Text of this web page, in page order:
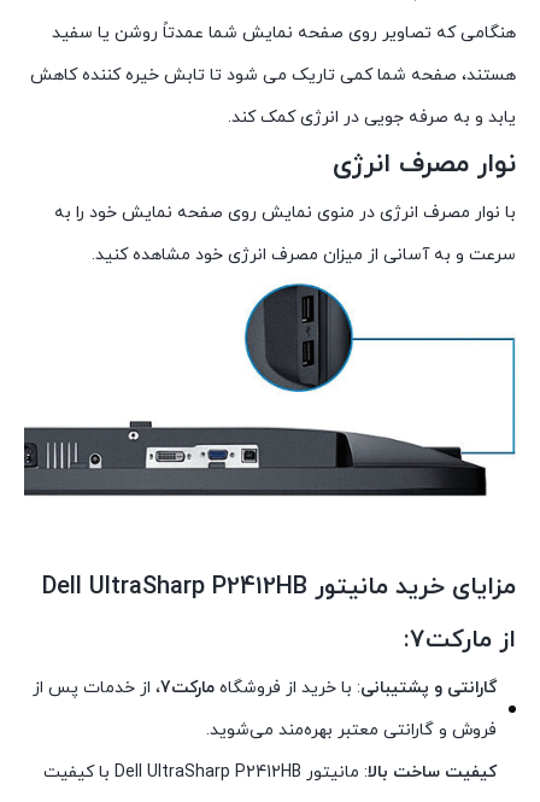
هنگامی که تصاویر روی صفحه نمایش شما عمدتاً روشن یا سفید
هستند، صفحه شما کمی تاریک می شود تا تابش خیره کننده کاهش
یابد و به صرفه جویی در انرژی کمک کند.
نوار مصرف انرژی
با نوار مصرف انرژی در منوی نمایش روی صفحه نمایش خود را به
سرعت و به آسانی از میزان مصرف انرژی خود مشاهده کنید.
مزایای خرید مانیتور Dell UltraSharp P2412HB
از مارکت7:
گارانتی و پشتیبانی: با خرید از فروشگاه مارکت7 ، از خدمات پس از
فروش و گارانتی معتبر بهره‌مند می‌شوید.
کیفیت ساخت بالا
: مانیتور Dell UltraSharp P2412HB با کیفیت